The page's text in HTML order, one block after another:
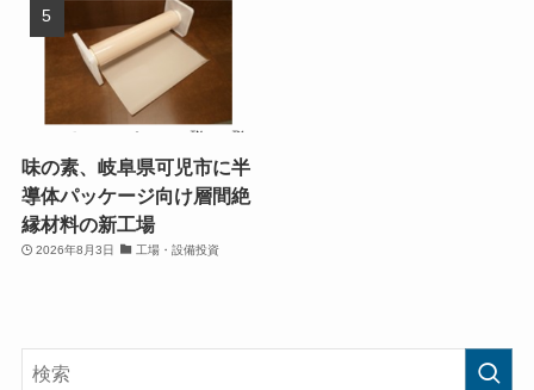
味の素、岐阜県可児市に半
導体パッケージ向け層間絶
縁材料の新工場
2026年8月3日 工場・設備投資